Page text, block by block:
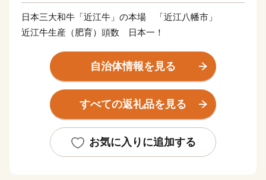
日本三大和牛「近江牛」の本場 「近江八幡市」
近江牛生産（肥育）頭数 日本一！
自治体情報を見る
すべての返礼品を見る
お気に入りに追加する